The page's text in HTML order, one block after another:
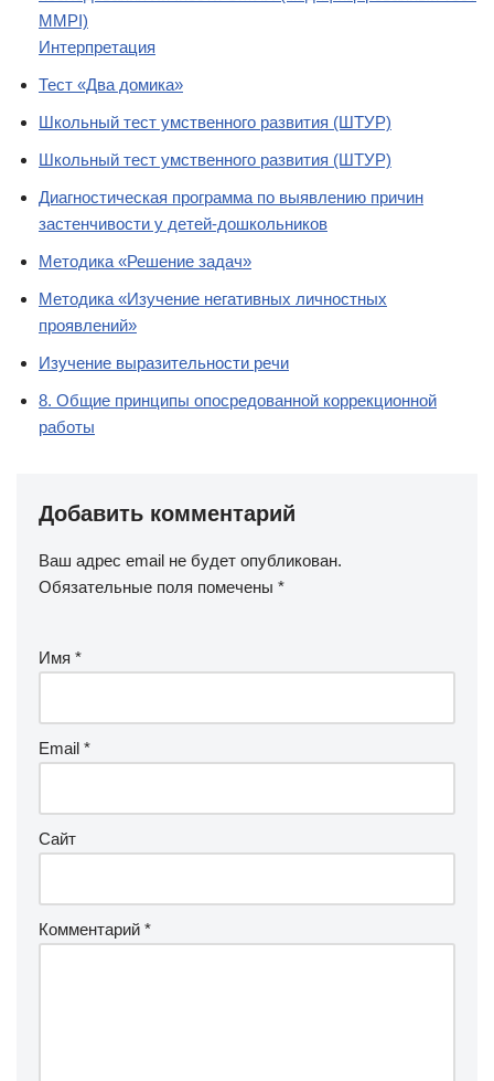
MMPI)
Интерпретация
Тест «Два домика»
Школьный тест умственного развития (ШТУР)
Школьный тест умственного развития (ШТУР)
Диагностическая программа по выявлению причин
застенчивости у детей-дошкольников
Методика «Решение задач»
Методика «Изучение негативных личностных
проявлений»
Изучение выразительности речи
8. Общие принципы опосредованной коррекционной
работы
Добавить комментарий
Ваш адрес email не будет опубликован.
Обязательные поля помечены *
Имя *
Email *
Сайт
Комментарий *